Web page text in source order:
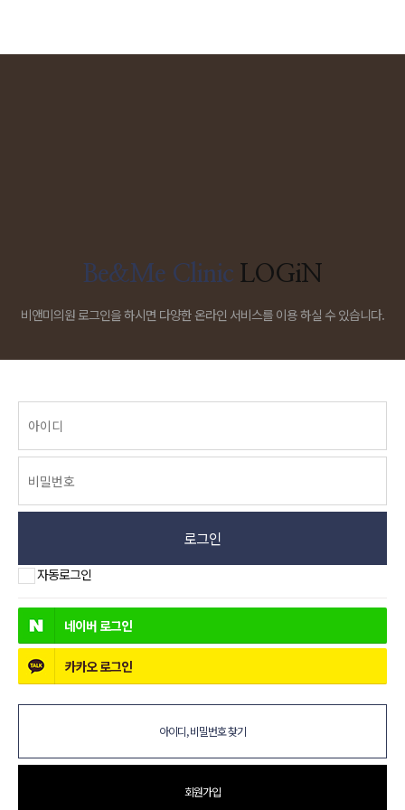
Be&Me Clinic LOGiN
비앤미의원 로그인을 하시면 다양한 온라인 서비스를 이용 하실 수 있습니다.
로그인
자동로그인
네이버 로그인
카카오로그인
아이디, 비밀번호 찾기
회원가입